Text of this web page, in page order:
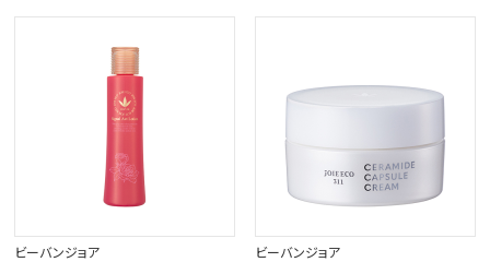
ビーバンジョア
ビーバンジョア